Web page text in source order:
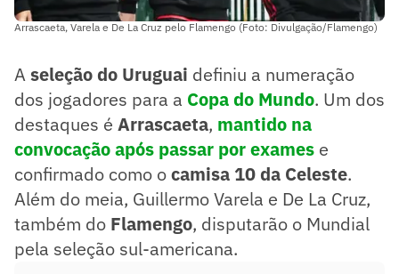
Arrascaeta, Varela e De La Cruz pelo Flamengo (Foto: Divulgação/Flamengo)
Aseleção do Uruguai definiu a numeração
dos jogadores para a Copa do Mundo. Um dos
destaques é Arrascaeta, mantido na
convocação após passar por exames e
confirmado como ocamisa 10 da Celeste.
Além do meia, Guillermo Varela e De La Cruz,
também do Flamengo, disputarão o Mundial
pela seleção sul-americana.